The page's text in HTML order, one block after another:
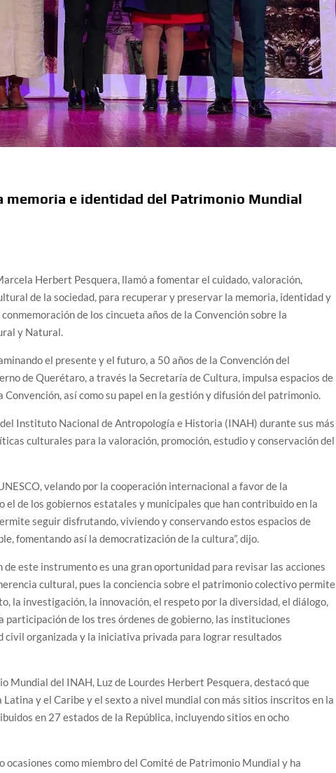
memoria e identidad del Patrimonio Mundial
Herbert Pesquera, llamó a fomentar el cuidado, valoración,
de la sociedad, para recuperar y preservar la memoria, identidad y
de los cincueta años de la Convención sobre la
y Natural.
el presente y el futuro, a 50 años de la Convención del
de Querétaro, a través la Secretaría de Cultura, impulsa espacios de
así como su papel en la gestión y difusión del patrimonio.
Instituto Nacional de Antropología e Historia (INAH) durante sus más
culturales para la valoración, promoción, estudio y conservación del
velando por la cooperación internacional a favor de la
el de los gobiernos estatales y municipales que han contribuido en la
seguir disfrutando, viviendo y conservando estos espacios de
fomentando así la democratización de la cultura”, dijo.
de este instrumento es una gran oportunidad para revisar las acciones
cultural, pues la conciencia sobre el patrimonio colectivo permite
la investigación, la innovación, el respeto por la diversidad, el diálogo,
participación de los tres órdenes de gobierno, las instituciones
civil organizada y la iniciativa privada para lograr resultados
Mundial del INAH, Luz de Lourdes Herbert Pesquera, destacó que
y el Caribe y el sexto a nivel mundial con más sitios inscritos en la
en 27 estados de la República, incluyendo sitios en ocho
ocasiones como miembro del Comité de Patrimonio Mundial y ha